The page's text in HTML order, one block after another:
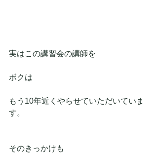
実はこの講習会の講師を
ボクは
もう10年近くやらせていただいていま
す。
そのきっかけも